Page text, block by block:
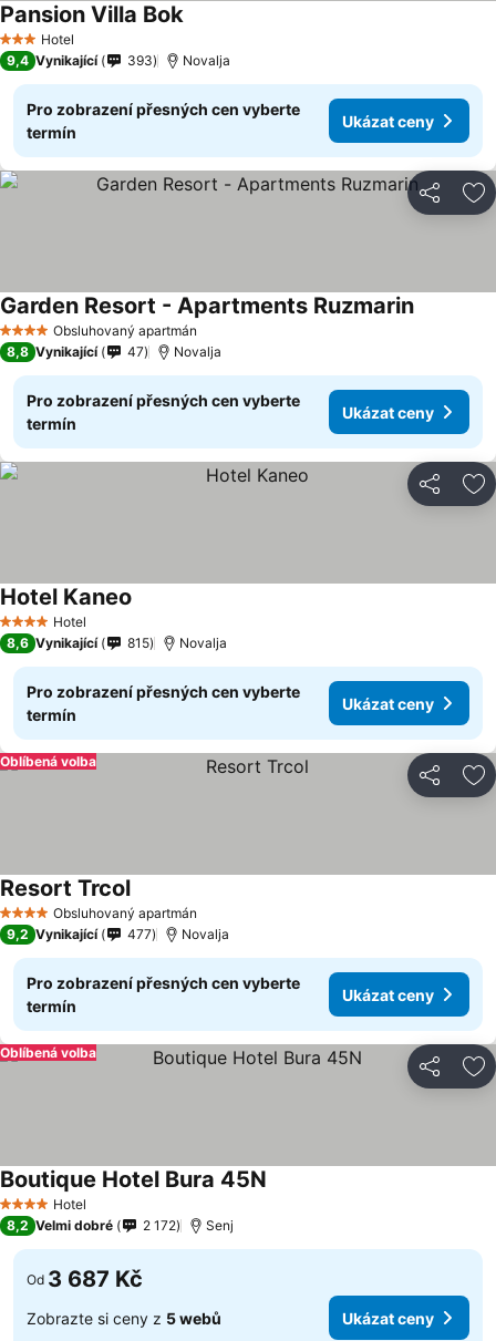
3 Počet hvězdiček
Hotel
Pansion Villa BokUkázat ceny
9,4 Vynikající 393 Novalja
Pro zobrazení přesných cen vyberte
termín
Ukázat ceny
Sdílet
4 Počet hvězdiček
Obsluhovaný apartmán
Garden Resort - Apartments RuzmarinUkázat
8,8 Vynikající 47 Novalja
Pro zobrazení přesných cen vyberte
termín
Ukázat ceny
Sdílet
4 Počet hvězdiček
Hotel
Hotel Kaneo
8,6 Vynikající 815 Novalja
Pro zobrazení přesných cen vyberte
termín
Ukázat ceny
Sdílet
Oblíbená volba
4 Počet hvězdiček
Obsluhovaný apartmán
Resort TrcolUkázat ceny
9,2 Vynikající 477 Novalja
Pro zobrazení přesných cen vyberte
termín
Ukázat ceny
Sdílet
Oblíbená volba
4 Počet hvězdiček
Hotel
Boutique Hotel Bura 45N
8,2 Velmi dobré 2 172 Senj
Od 3 687 Kč
Zobrazte si ceny z 5 webů Ukázat ceny